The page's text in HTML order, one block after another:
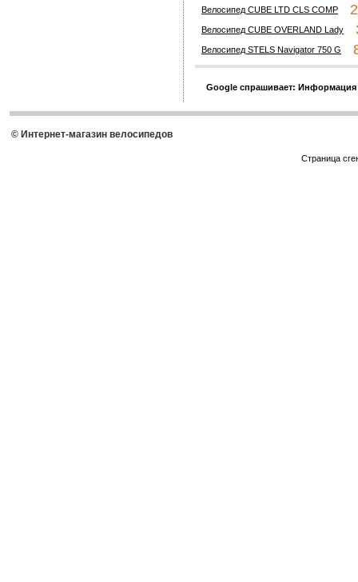
Велосипед CUBE LTD CLS COMP
Велосипед CUBE OVERLAND Lady
Велосипед STELS Navigator 750 G
Google спрашивает:
© Интернет-магазин велосипедов
Страница